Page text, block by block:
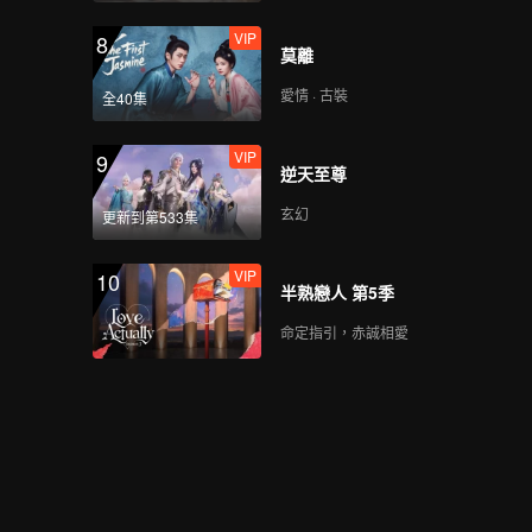
8
全40集
VIP
莫離
愛情 · 古裝
9
更新到第533集
VIP
逆天至尊
玄幻
10 VIP
半熟戀人 第5季
命定指引，赤誠相愛